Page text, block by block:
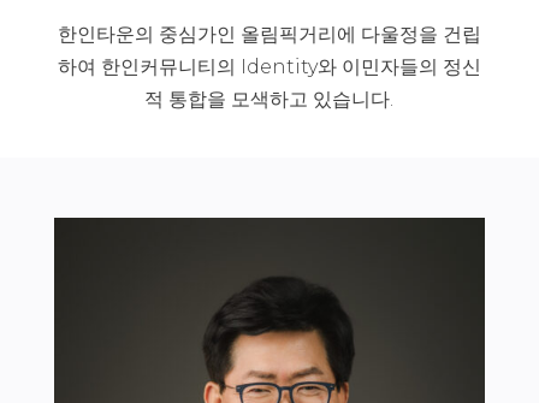
한인타운의 중심가인 올림픽거리에 다울정을 건립
하여 한인커뮤니티의 Identity와 이민자들의 정신
적 통합을 모색하고 있습니다.